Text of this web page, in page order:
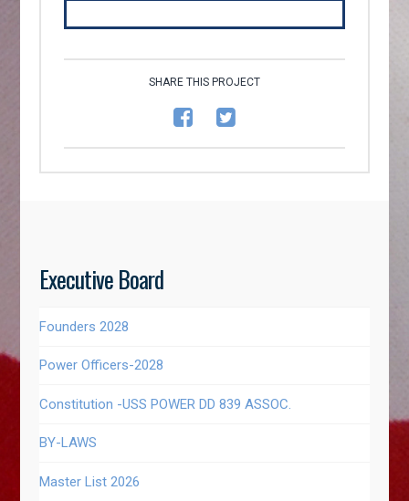
SHARE THIS PROJECT
Executive Board
Founders 2028
Power Officers-2028
Constitution -USS POWER DD 839 ASSOC.
BY-LAWS
Master List 2026